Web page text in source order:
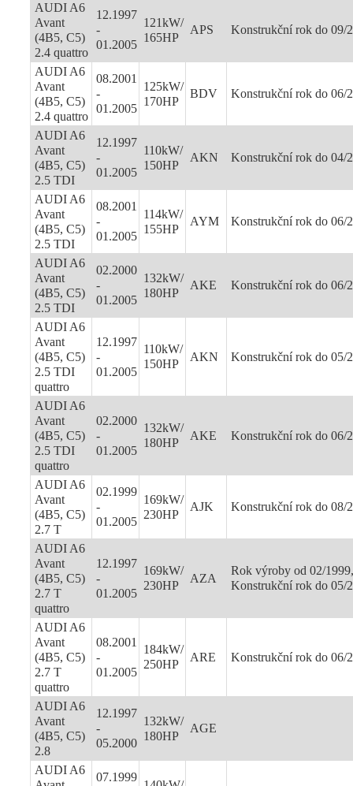
AUDI A6
Avant
(4B5, C5)
2.4 quattro
12.1997
-
01.2005
121kW/
165HP
APS Konstrukční rok do 09/
AUDI A6
Avant
(4B5, C5)
2.4 quattro
08.2001
-
01.2005
125kW/
170HP
BDV Konstrukční rok do 06/
AUDI A6
Avant
(4B5, C5)
2.5 TDI
12.1997
-
01.2005
110kW/
150HP
AKN Konstrukční rok do 04/
AUDI A6
Avant
(4B5, C5)
2.5 TDI
08.2001
-
01.2005
114kW/
155HP
AYM Konstrukční rok do 06/
AUDI A6
Avant
(4B5, C5)
2.5 TDI
02.2000
-
01.2005
132kW/
180HP
AKE Konstrukční rok do 06/
AUDI A6
Avant
(4B5, C5)
2.5 TDI
quattro
12.1997
-
01.2005
110kW/
150HP
AKN Konstrukční rok do 05/
AUDI A6
Avant
(4B5, C5)
2.5 TDI
quattro
02.2000
-
01.2005
132kW/
180HP
AKE Konstrukční rok do 06/
AUDI A6
Avant
(4B5, C5)
2.7 T
02.1999
-
01.2005
169kW/
230HP
AJK Konstrukční rok do 08/
AUDI A6
Avant
(4B5, C5)
2.7 T
quattro
12.1997
-
01.2005
169kW/
230HP
AZA
Rok výroby od 02/1999,
Konstrukční rok do 05/
AUDI A6
Avant
(4B5, C5)
2.7 T
quattro
08.2001
-
01.2005
184kW/
250HP
ARE Konstrukční rok do 06/
AUDI A6
Avant
(4B5, C5)
2.8
12.1997
-
05.2000
132kW/
180HP
AGE
AUDI A6
07.1999